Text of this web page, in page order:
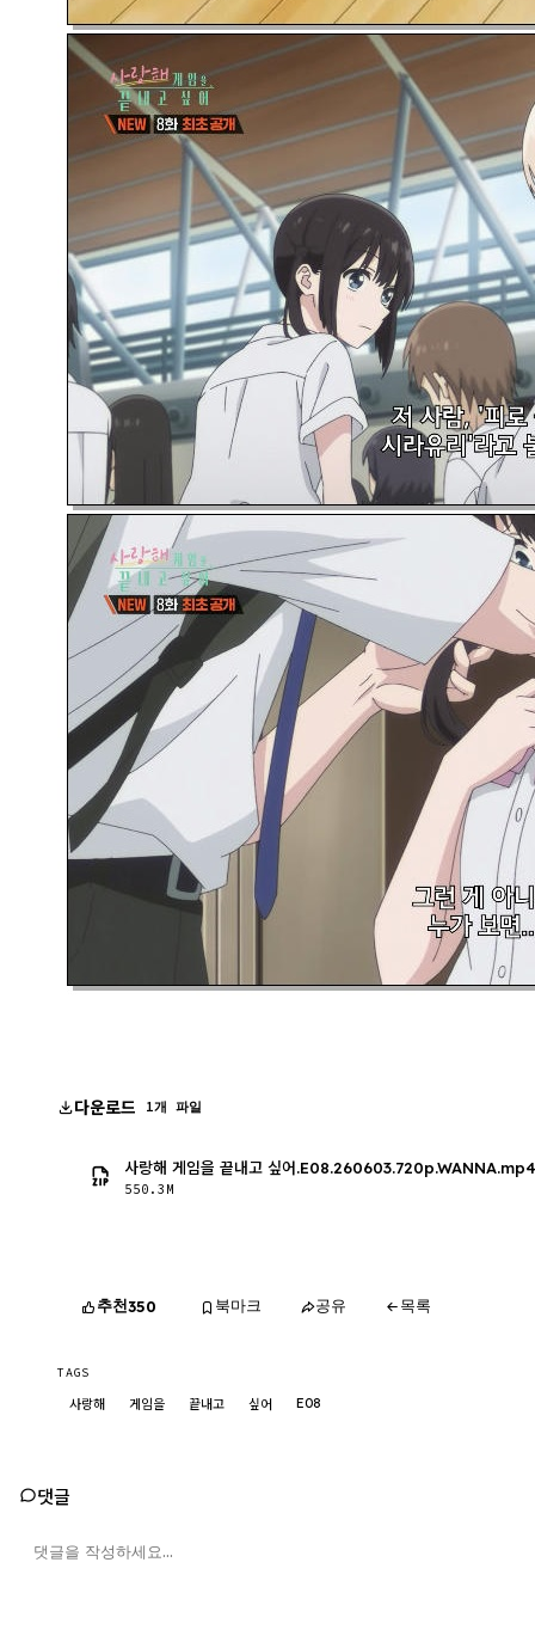
다운로드 1개 파일
사랑해 게임을 끝내고 싶어.E08.260603.720p.WANNA.mp4
550.3M
추천350 북마크 공유 목록
TAGS
사랑해 게임을 끝내고 싶어 E08
댓글